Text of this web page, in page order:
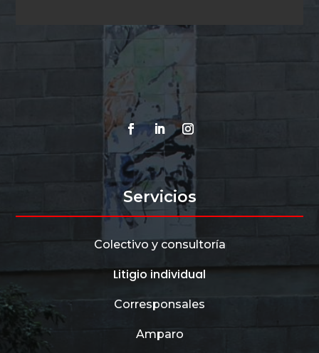
Servicios
Colectivo y consultoría
Litigio individual
Corresponsales
Amparo